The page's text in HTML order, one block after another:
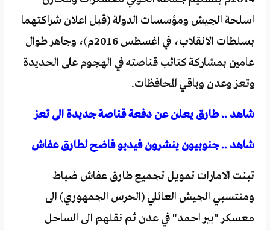
اسلحة الجيش ومؤسسات الدولة (قبل اعلان شراكتهما
بسلطات الانقلاب، في اغسطس 2016م)، وجاهر طوال
عامين بمشاركة كتائب قناصته في الهجوم على الحديدة
وتعز وعدن وباقي المحافظات.
شاهد .. طارق يعلن عن دفعة قناصة جديدة الى تعز
شاهد .. جنوبيون ينشرون فيديو فاضح لطارق عفاش
تبنت الامارات تمويل تجميع طارق عفاش ضباط
ومنتسبي الجيش العائلي (الحرس الجمهوري) الى
معسكر "بير احمد" في عدن ثم نقلهم الى الساحل